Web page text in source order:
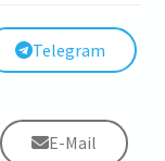
Telegram
E-Mail